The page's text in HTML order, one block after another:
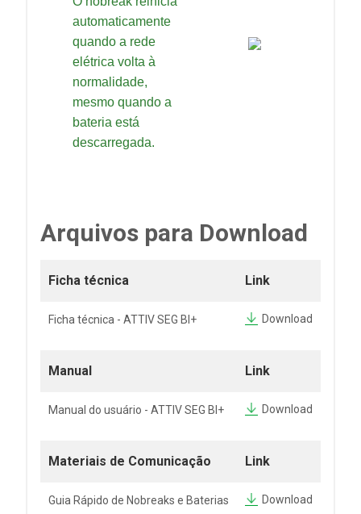
automaticamente
quando a rede
elétrica volta à
normalidade,
mesmo quando a
bateria está
descarregada.
Arquivos para Download
Ficha técnica Link
Ficha técnica - ATTIV SEG BI+ Download
Manual Link
Manual do usuário - ATTIV SEG BI+ Download
Materiais de Comunicação Link
Guia Rápido de Nobreaks e Baterias Download